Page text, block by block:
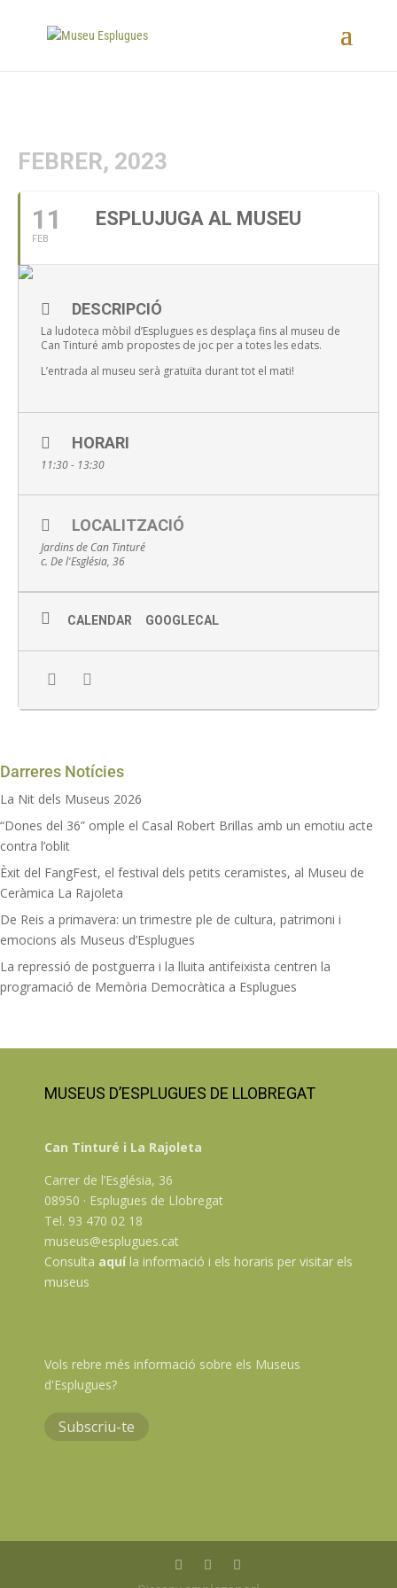
FEBRER, 2023
11
FEB
ESPLUJUGA AL MUSEU
DESCRIPCIÓ
La ludoteca mòbil d’Esplugues es desplaça fins al museu de
Can Tinturé amb propostes de joc per a totes les edats.
L’entrada al museu serà gratuïta durant tot el mati!
HORARI
11:30 - 13:30
LOCALITZACIÓ
Jardins de Can Tinturé
c. De l'Església, 36
CALENDAR GOOGLECAL
Darreres Notícies
La Nit dels Museus 2026
“Dones del 36” omple el Casal Robert Brillas amb un emotiu acte
contra l’oblit
Èxit del FangFest, el festival dels petits ceramistes, al Museu de
Ceràmica La Rajoleta
De Reis a primavera: un trimestre ple de cultura, patrimoni i
emocions als Museus d’Esplugues
La repressió de postguerra i la lluita antifeixista centren la
programació de Memòria Democràtica a Esplugues
MUSEUS D’ESPLUGUES DE LLOBREGAT
Can Tinturé i La Rajoleta
Carrer de l’Església, 36
08950 · Esplugues de Llobregat
Tel. 93 470 02 18
museus@esplugues.cat
Consulta aquíla informació i els horaris per visitar els
museus
Vols rebre més informació sobre els Museus
d'Esplugues?
Subscriu-te